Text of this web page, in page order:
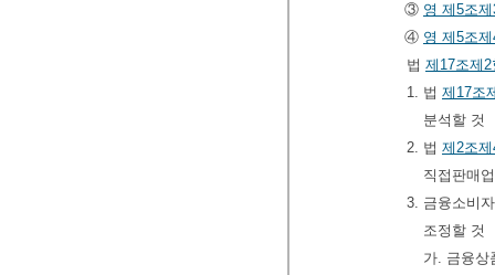
③ 영 제5조
④ 영 제5조
법 제17조제2
1. 법 제17조
분석할 것
2. 법 제2조
직접판매
3. 금융소비
조정할 것
가. 금융상